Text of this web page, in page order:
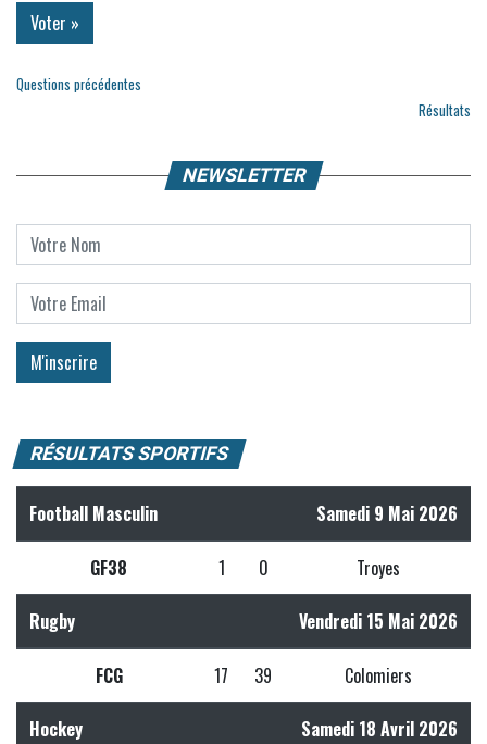
Questions précédentes
Résultats
NEWSLETTER
RÉSULTATS SPORTIFS
Football Masculin Samedi 9 Mai 2026
GF38 1 0 Troyes
Rugby Vendredi 15 Mai 2026
FCG 17 39 Colomiers
Hockey Samedi 18 Avril 2026